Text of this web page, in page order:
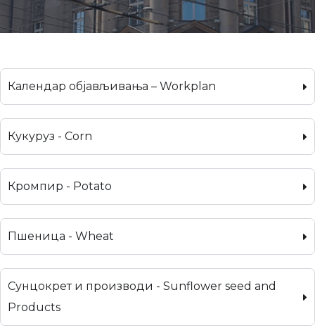
Календар објављивања – Workplan
Кукуруз - Corn
Кромпир - Potato
Пшеница - Wheat
Сунцокрет и производи - Sunflower seed and
Products